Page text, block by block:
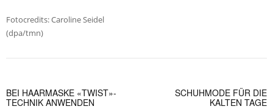
Fotocredits: Caroline Seidel
(dpa/tmn)
BEI HAARMASKE «TWIST»-
TECHNIK ANWENDEN
SCHUHMODE FÜR DIE
KALTEN TAGE